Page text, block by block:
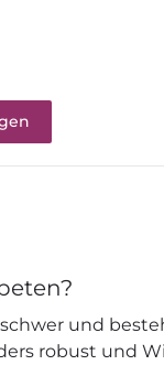
und
robust und